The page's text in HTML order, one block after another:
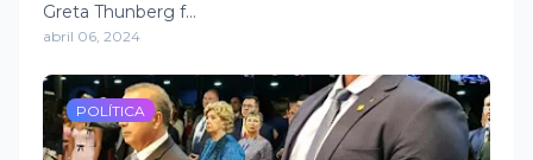
Greta Thunberg f…
abril 06, 2024
POLÍTICA